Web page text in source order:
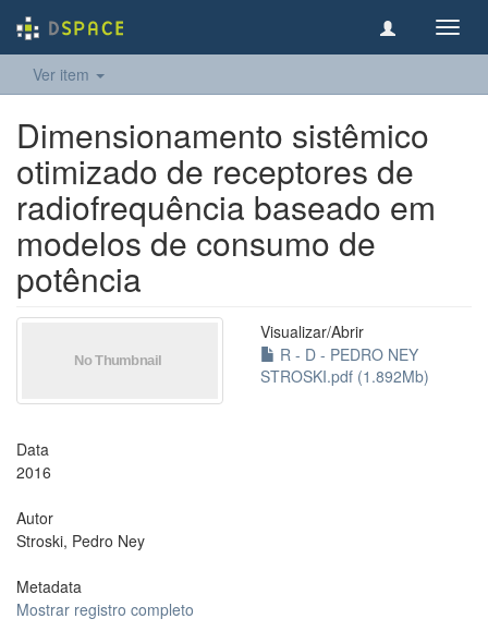
Ver item
Dimensionamento sistêmico
otimizado de receptores de
radiofrequência baseado em
modelos de consumo de
potência
Visualizar/Abrir
R - D - PEDRO NEY
STROSKI.pdf (1.892Mb)
Data
2016
Autor
Stroski, Pedro Ney
Metadata
Mostrar registro completo